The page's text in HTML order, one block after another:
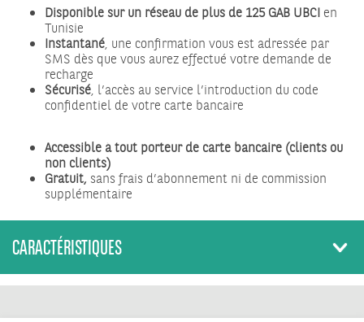
Disponible sur un réseau de plus de 125 GAB UBCI en
Tunisie
Instantané, une confirmation vous est adressée par
SMS dès que vous aurez effectué votre demande de
recharge
Sécurisé, l’accès au service l’introduction du code
confidentiel de votre carte bancaire
Accessible à tout porteur de carte bancaire (clients ou
non clients)
Gratuit, sans frais d’abonnement ni de commission
supplémentaire
CARACTÉRISTIQUES